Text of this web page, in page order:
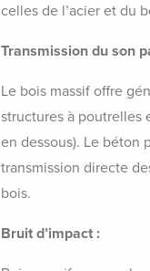
celles de l’acier et du
Transmission du son
Le bois massif offre
structures à poutrelles
en dessous). Le béton
transmission directe
bois.
Bruit d’impact :